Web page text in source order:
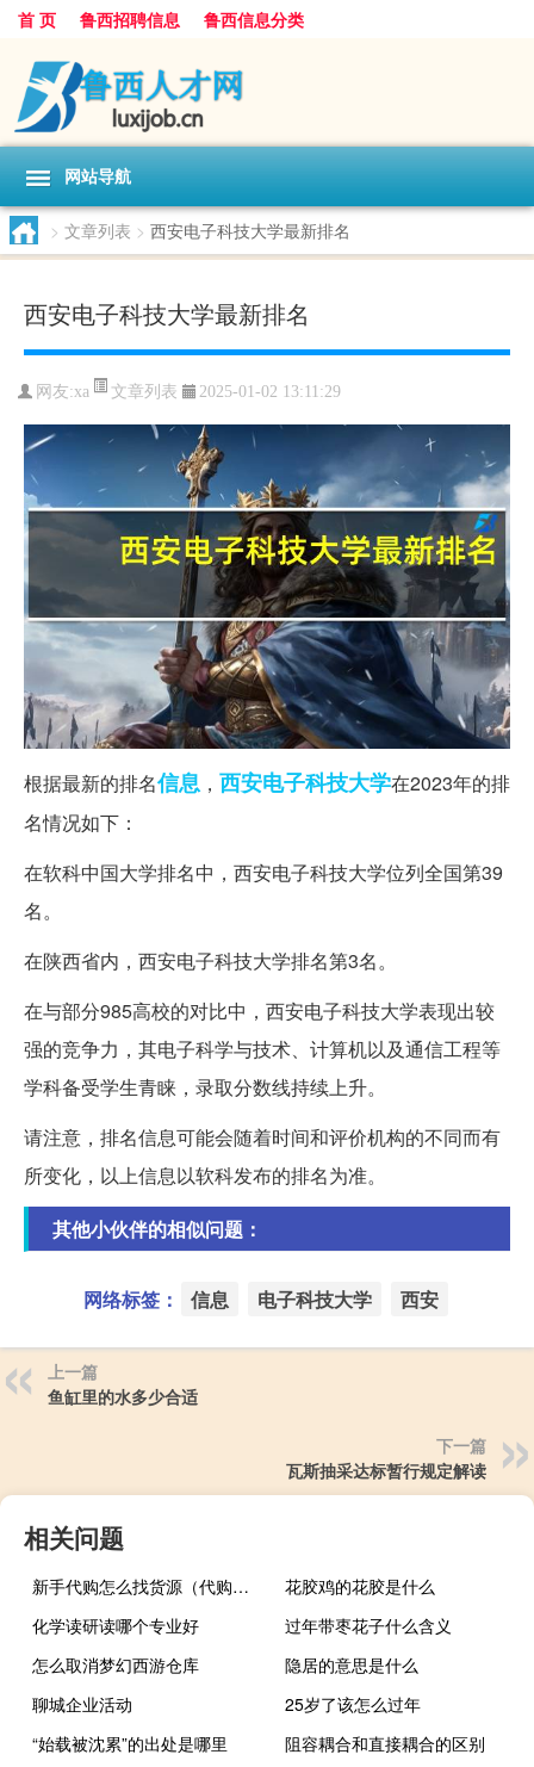
首 页 鲁西招聘信息 鲁西信息分类
网站导航
> 文章列表 > 西安电子科技大学最新排名
西安电子科技大学最新排名
网友:xa 文章列表 2025-01-02 13:11:29
根据最新的排名信息 ， 西安电子科技大学在2023年的排
名情况如下：
在软科中国大学排名中，西安电子科技大学位列全国第39
名。
在陕西省内，西安电子科技大学排名第3名。
在与部分985高校的对比中，西安电子科技大学表现出较
强的竞争力，其电子科学与技术、计算机以及通信工程等
学科备受学生青睐，录取分数线持续上升。
请注意，排名信息可能会随着时间和评价机构的不同而有
所变化，以上信息以软科发布的排名为准。
其他小伙伴的相似问题：
网络标签： 信息 电子科技大学 西安
上一篇
鱼缸里的水多少合适
下一篇
瓦斯抽采达标暂行规定解读
相关问题
新手代购怎么找货源（代购怎么找货源）
花胶鸡的花胶是什么
化学读研读哪个专业好
过年带枣花子什么含义
怎么取消梦幻西游仓库
隐居的意思是什么
聊城企业活动
25岁了该怎么过年
“始载被沈累”的出处是哪里
阻容耦合和直接耦合的区别